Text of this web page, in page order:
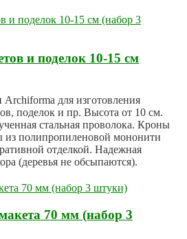
и поделок 10-15 см
Archiforma для изготовления
поделок и пр. Высота от 10 см.
стальная проволока. Кроны
из полипропиленовой мононити
отделкой. Надежная
(деревья не обсыпаются).
70 мм (набор 3